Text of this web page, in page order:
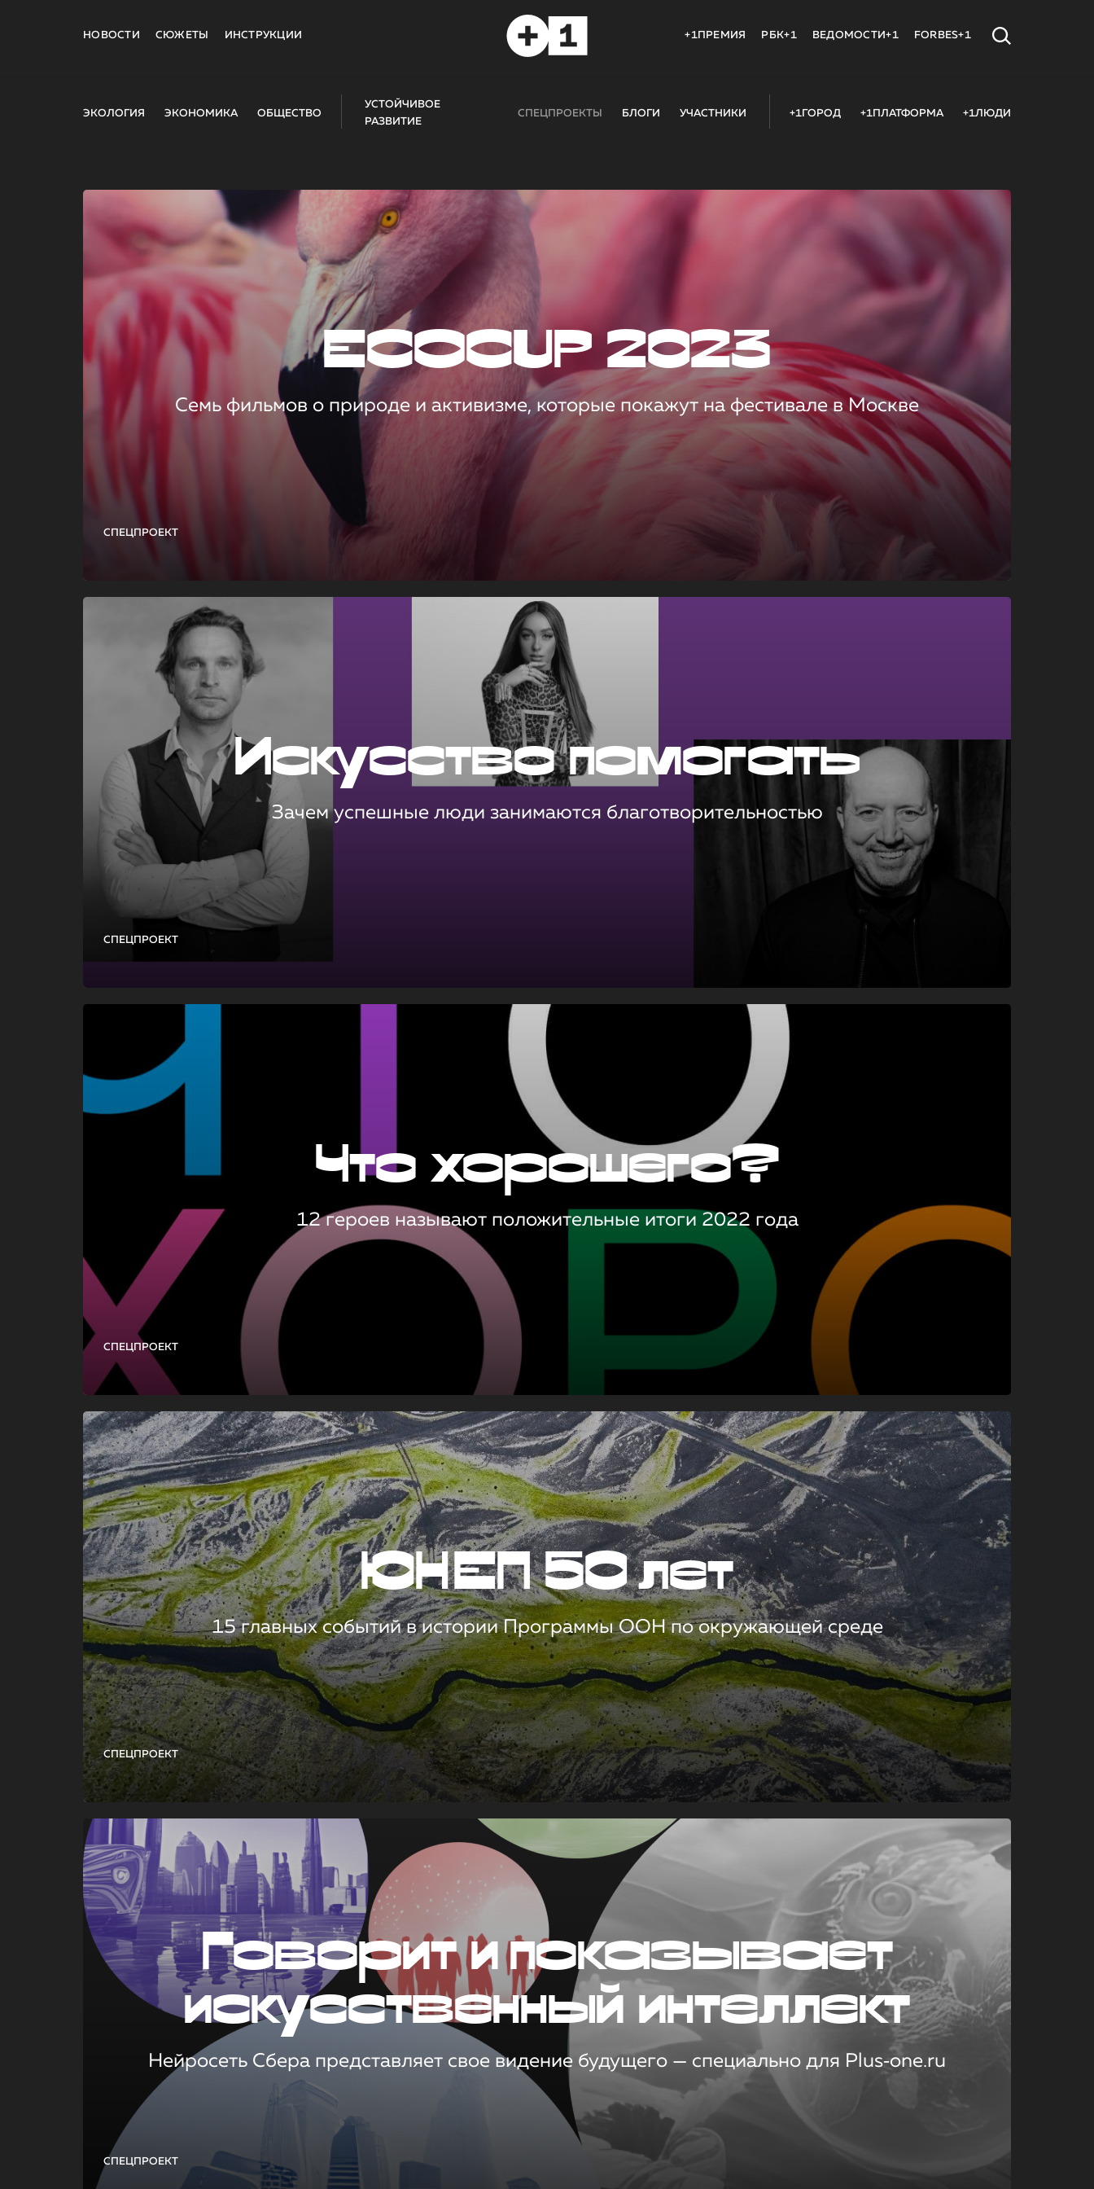
НОВОСТИ СЮЖЕТЫ ИНСТРУКЦИИ +1ПРЕМИЯ РБК+1 ВЕДОМОСТИ+1 FORBES+1
ЭКОЛОГИЯ ЭКОНОМИКА ОБЩЕСТВО
УСТОЙЧИВОЕ
РАЗВИТИЕ
СПЕЦПРОЕКТЫ БЛОГИ УЧАСТНИКИ +1ГОРОД +1ПЛАТФОРМА +1ЛЮДИ
СПЕЦПРОЕКТ
ECOCUP 2023
Семь фильмов о природе и активизме, которые покажут на фестивале в Москве
СПЕЦПРОЕКТ
Искусство помогать
Зачем успешные люди занимаются благотворительностью
СПЕЦПРОЕКТ
Что хорошего?
12 героев называют положительные итоги 2022 года
СПЕЦПРОЕКТ
ЮНЕП 50 лет
15 главных событий в истории Программы ООН по окружающей среде
СПЕЦПРОЕКТ
Говорит и показывает
искусственный интеллект
Нейросеть Сбера представляет свое видение будущего — специально для Plus‑one.ru